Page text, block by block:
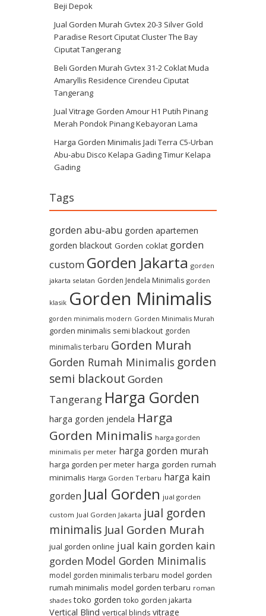
Beji Depok
Jual Gorden Murah Gvtex 20-3 Silver Gold
Paradise Resort Ciputat Cluster The Bay
Ciputat Tangerang
Beli Gorden Murah Gvtex 31-2 Coklat Muda
Amaryllis Residence Cirendeu Ciputat
Tangerang
Jual Vitrage Gorden Amour H1 Putih Pinang
Merah Pondok Pinang Kebayoran Lama
Harga Gorden Minimalis Jadi Terra C5-Urban
Abu-abu Disco Kelapa Gading Timur Kelapa
Gading
Tags
gorden abu-abu gorden apartemen
gorden blackout Gorden coklat gorden
custom Gorden Jakarta gorden
jakarta selatan Gorden Jendela Minimalis gorden
klasik Gorden Minimalis
gorden minimalis modern Gorden Minimalis Murah
gorden minimalis semi blackout gorden
minimalis terbaru Gorden Murah
Gorden Rumah Minimalis gorden
semi blackout Gorden
Tangerang Harga Gorden
harga gorden jendela Harga
Gorden Minimalis harga gorden
minimalis per meter harga gorden murah
harga gorden per meter harga gorden rumah
minimalis Harga Gorden Terbaru harga kain
gorden Jual Gorden jual gorden
custom Jual Gorden Jakarta jual gorden
minimalis Jual Gorden Murah
jual gorden online jual kain gorden kain
gorden Model Gorden Minimalis
model gorden minimalis terbaru model gorden
rumah minimalis model gorden terbaru roman
shades toko gorden toko gorden jakarta
Vertical Blind vertical blinds vitrage